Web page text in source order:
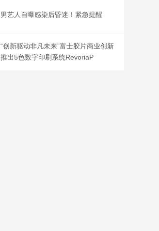
男艺人自曝感染后昏迷！紧急提醒
“创新驱动非凡未来”富士胶片商业创新
推出5色数字印刷系统RevoriaP